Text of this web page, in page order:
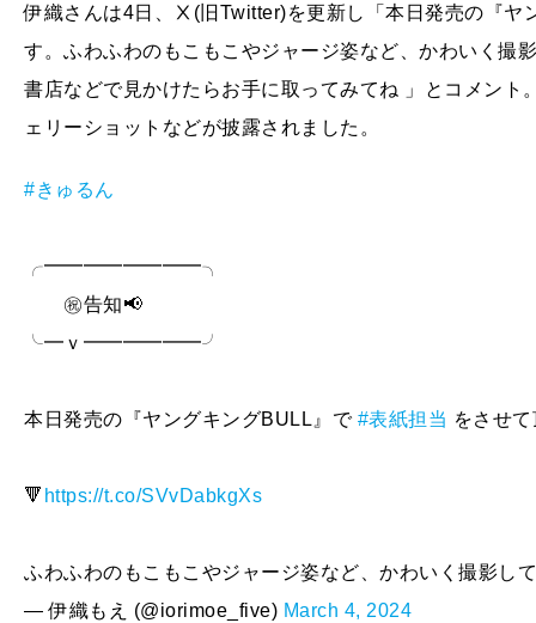
伊織さんは4日、Ⅹ(旧Twitter)を更新し「本日発売の『ヤ
す。ふわふわのもこもこやジャージ姿など、かわいく撮
書店などで見かけたらお手に取ってみてね 」とコメン
ェリーショットなどが披露されました。
#きゅるん
╭━━━━━━━━╮
㊗️告知📢
╰━ｖ━━━━━━╯
本日発売の『ヤングキングBULL』で #表紙担当 をさせ
🔻 https://t.co/SVvDabkgXs
ふわふわのもこもこやジャージ姿など、かわいく撮影し
— 伊織もえ (@iorimoe_five) March 4, 2024